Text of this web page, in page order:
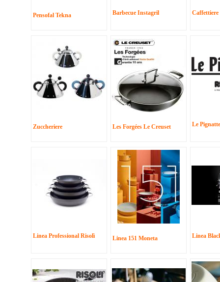
Pensofal Tekna Barbecue Instagril Caffettiere
Zuccheriere Les Forgées Le Creuset Le Pignatte
Linea Professional Risolì Linea 151 Moneta Linea